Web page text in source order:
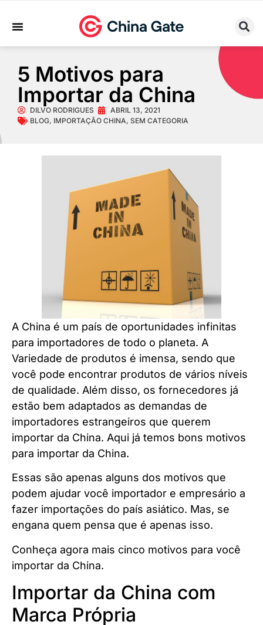
5 Motivos para
Importar da China
DILVO RODRIGUES
ABRIL 13, 2021
BLOG, IMPORTAÇÃO CHINA, SEM CATEGORIA
A China é um país de oportunidades infinitas
para importadores de todo o planeta. A
Variedade de produtos é imensa, sendo que
você pode encontrar produtos de vários níveis
de qualidade. Além disso, os fornecedores já
estão bem adaptados as demandas de
importadores estrangeiros que querem
importar da China. Aqui já temos bons motivos
para importar da China.
Essas são apenas alguns dos motivos que
podem ajudar você importador e empresário a
fazer importações do país asiático. Mas, se
engana quem pensa que é apenas isso.
Conheça agora mais cinco motivos para você
importar da China.
Importar da China com
Marca Própria